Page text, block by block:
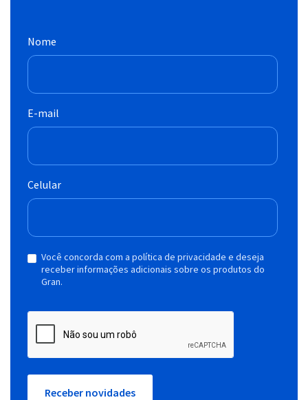
Nome
E-mail
Celular
Você concorda com a política de privacidade e deseja
receber informações adicionais sobre os produtos do
Gran.
Receber novidades